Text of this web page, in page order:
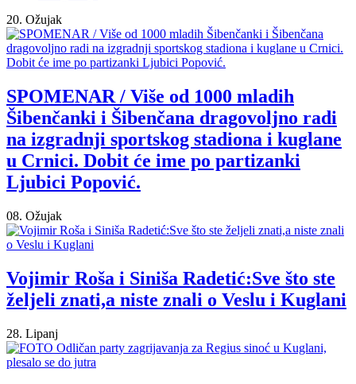
20. Ožujak
SPOMENAR / Više od 1000 mladih
Šibenčanki i Šibenčana dragovoljno radi
na izgradnji sportskog stadiona i kuglane
u Crnici. Dobit će ime po partizanki
Ljubici Popović.
08. Ožujak
Vojimir Roša i Siniša Radetić:Sve što ste
željeli znati,a niste znali o Veslu i Kuglani
28. Lipanj